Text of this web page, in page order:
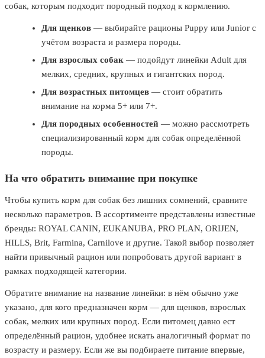
собак, которым подходит породный подход к кормлению.
Для щенков — выбирайте рационы Puppy или Junior с
учётом возраста и размера породы.
Для взрослых собак — подойдут линейки Adult для
мелких, средних, крупных и гигантских пород.
Для возрастных питомцев — стоит обратить
внимание на корма 5+ или 7+.
Для породных особенностей — можно рассмотреть
специализированный корм для собак определённой
породы.
На что обратить внимание при покупке
Чтобы купить корм для собак без лишних сомнений, сравните
несколько параметров. В ассортименте представлены известные
бренды: ROYAL CANIN, EUKANUBA, PRO PLAN, ORIJEN,
HILLS, Brit, Farmina, Carnilove и другие. Такой выбор позволяет
найти привычный рацион или попробовать другой вариант в
рамках подходящей категории.
Обратите внимание на название линейки: в нём обычно уже
указано, для кого предназначен корм — для щенков, взрослых
собак, мелких или крупных пород. Если питомец давно ест
определённый рацион, удобнее искать аналогичный формат по
возрасту и размеру. Если же вы подбираете питание впервые,